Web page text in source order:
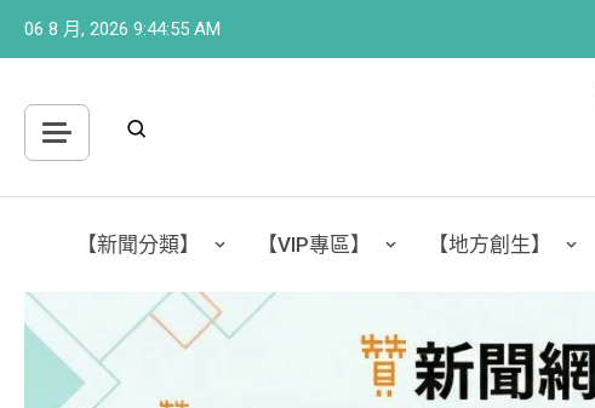
06 8 月, 2026 9:44:57 AM
【新聞分類】 【VIP專區】 【地方創生】